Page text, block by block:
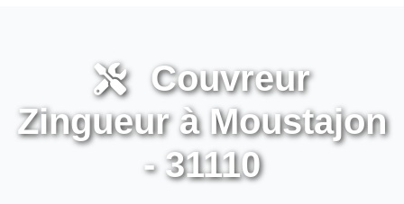
Couvreur
Zingueur à Moustajon
- 31110